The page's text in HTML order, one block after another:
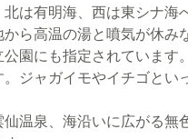
は有明海、西は東シナ海
ら高温の湯と噴気が休み
園にも指定されています。
ジャガイモやイチゴとい
温泉、海沿いに広がる